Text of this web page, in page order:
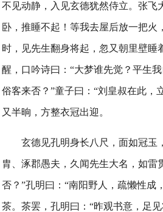
不见动静，入见玄德犹然侍立。张飞
卧，推睡不起！等我去屋后放一把火
时，见先生翻身将起，忽又朝里壁睡
醒，口吟诗曰：“大梦谁先觉？平生
俗客来否？”童子曰：“刘皇叔在此，
又半晌，方整衣冠出迎。
玄德见孔明身长八尺，面如冠玉
胄、涿郡愚夫，久闻先生大名，如
否？”孔明曰：“南阳野人，疏懒性成
茶。茶罢，孔明曰：“昨观书意，足